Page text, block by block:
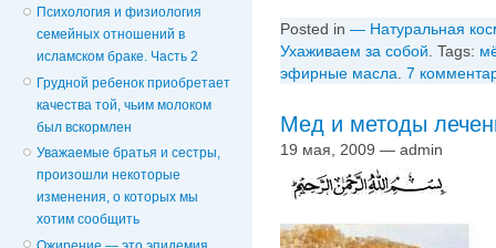
Психология и физиология
семейных отношений в
исламском браке. Часть 2
Грудной ребенок приобретает
качества той, чьим молоком
был вскормлен
Уважаемые братья и сестры,
произошли некоторые
изменения, о которых мы
хотим сообщить
Posted in — Натуральная
Ухаживаем за собой. Tags:
эфирные масла. 7
Мед и методы
19 мая, 2009 — admin